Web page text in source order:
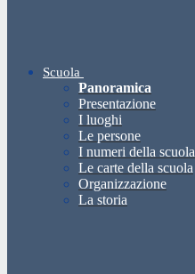
Scuola
Panoramica
Presentazione
I luoghi
Le persone
I numeri della scuola
Le carte della scuola
Organizzazione
La storia